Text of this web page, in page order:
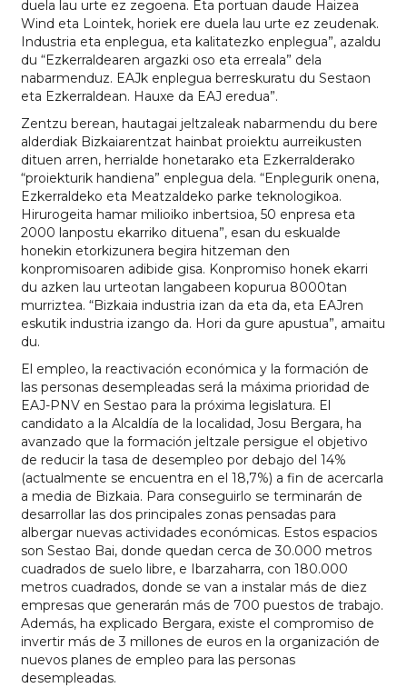
duela lau urte ez zegoena. Eta portuan daude Haizea
Wind eta Lointek, horiek ere duela lau urte ez zeudenak.
Industria eta enplegua, eta kalitatezko enplegua”, azaldu
du “Ezkerraldearen argazki oso eta erreala” dela
nabarmenduz. EAJk enplegua berreskuratu du Sestaon
eta Ezkerraldean. Hauxe da EAJ eredua”.
Zentzu berean, hautagai jeltzaleak nabarmendu du bere
alderdiak Bizkaiarentzat hainbat proiektu aurreikusten
dituen arren, herrialde honetarako eta Ezkerralderako
“proiekturik handiena” enplegua dela. “Enplegurik onena,
Ezkerraldeko eta Meatzaldeko parke teknologikoa.
Hirurogeita hamar milioiko inbertsioa, 50 enpresa eta
2000 lanpostu ekarriko dituena”, esan du eskualde
honekin etorkizunera begira hitzeman den
konpromisoaren adibide gisa. Konpromiso honek ekarri
du azken lau urteotan langabeen kopurua 8000tan
murriztea. “Bizkaia industria izan da eta da, eta EAJren
eskutik industria izango da. Hori da gure apustua”, amaitu
du.
El empleo, la reactivación económica y la formación de
las personas desempleadas será la máxima prioridad de
EAJ-PNV en Sestao para la próxima legislatura. El
candidato a la Alcaldía de la localidad, Josu Bergara, ha
avanzado que la formación jeltzale persigue el objetivo
de reducir la tasa de desempleo por debajo del 14%
(actualmente se encuentra en el 18,7%) a fin de acercarla
a media de Bizkaia. Para conseguirlo se terminarán de
desarrollar las dos principales zonas pensadas para
albergar nuevas actividades económicas. Estos espacios
son Sestao Bai, donde quedan cerca de 30.000 metros
cuadrados de suelo libre, e Ibarzaharra, con 180.000
metros cuadrados, donde se van a instalar más de diez
empresas que generarán más de 700 puestos de trabajo.
Además, ha explicado Bergara, existe el compromiso de
invertir más de 3 millones de euros en la organización de
nuevos planes de empleo para las personas
desempleadas.